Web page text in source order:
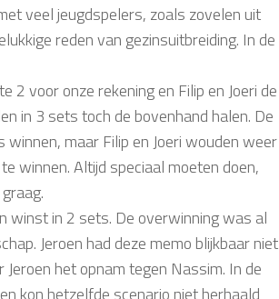
veel jeugdspelers, zoals zovelen uit
reden van gezinsuitbreiding. In de
2 voor onze rekening en Filip en Joeri de
in 3 sets toch de bovenhand halen. De
maar Filip en Joeri wouden weer
winnen. Altijd speciaal moeten doen,
winst in 2 sets. De overwinning was al
Jeroen had deze memo blijkbaar niet
het opnam tegen Nassim. In de
kon hetzelfde scenario niet herhaald